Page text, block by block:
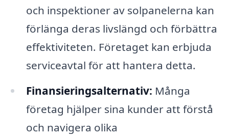
och inspektioner av solpanelerna kan
förlänga deras livslängd och förbättra
effektiviteten. Företaget kan erbjuda
serviceavtal för att hantera detta.
Finansieringsalternativ: Många
företag hjälper sina kunder att förstå
och navigera olika